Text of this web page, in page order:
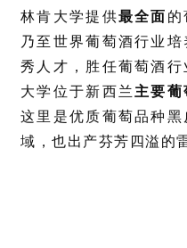
林肯大学提供最全面 的
乃至世界葡萄酒行业
秀人才，胜任葡萄酒
大学位于新西兰 主要葡
这里是优质葡萄品种
域，也出产芬芳四溢的